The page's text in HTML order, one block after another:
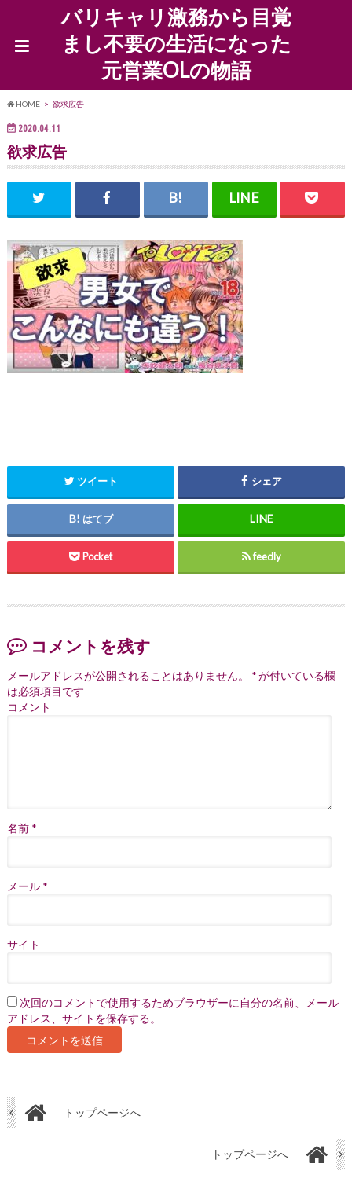
バリキャリ激務から目覚
まし不要の生活になった
元営業OLの物語
HOME 欲求広告
2020.04.11
欲求広告
ツイート シェア
はてブ
Pocket feedly
コメントを残す
メールアドレスが公開されることはありません。 *が付いている欄
は必須項目です
コメント
名前 *
メール *
サイト
次回のコメントで使用するためブラウザーに自分の名前、メール
アドレス、サイトを保存する。
トップページへ
トップページへ